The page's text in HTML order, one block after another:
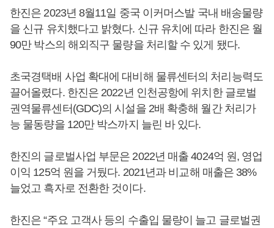
한진은 2023년 8월11일 중국 이커머스발 국내 배송물량
을 신규 유치했다고 밝혔다. 신규 유치에 따라 한진은 월
90만 박스의 해외직구 물량을 처리할 수 있게 됐다.
초국경택배 사업 확대에 대비해 물류센터의 처리능력도
끌어올렸다. 한진은 2022년 인천공항에 위치한 글로벌
권역물류센터(GDC)의 시설을 2배 확충해 월간 처리가
능 물동량을 120만 박스까지 늘린 바 있다.
한진의 글로벌사업 부문은 2022년 매출 4024억 원, 영업
이익 125억 원을 거뒀다. 2021년과 비교해 매출은 38%
늘었고 흑자로 전환한 것이다.
한진은 “주요 고객사 등의 수출입 물량이 늘고 글로벌권